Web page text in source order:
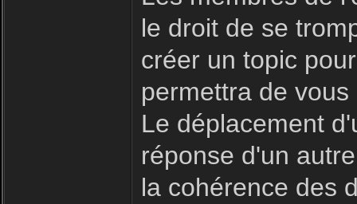
le droit de se
créer un topic
permettra de
Le déplacement
réponse d'un
la cohérence des